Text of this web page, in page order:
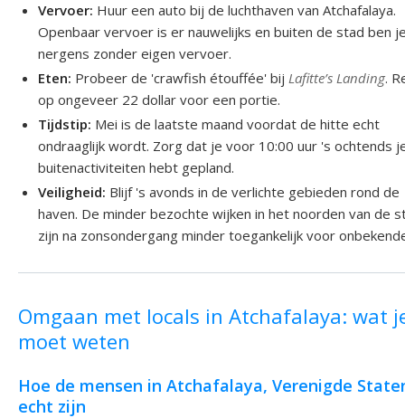
Vervoer: Huur een auto bij de luchthaven van Atchafalaya.
Openbaar vervoer is er nauwelijks en buiten de stad ben
nergens zonder eigen vervoer.
Eten: Probeer de 'crawfish étouffée' bijLafitte’s Landing.
op ongeveer 22 dollar voor een portie.
Tijdstip: Mei is de laatste maand voordat de hitte echt
ondraaglijk wordt. Zorg dat je voor 10:00 uur 's ochtends
buitenactiviteiten hebt gepland.
Veiligheid: Blijf 's avonds in de verlichte gebieden rond de
haven. De minder bezochte wijken in het noorden van de
zijn na zonsondergang minder toegankelijk voor
Omgaan met locals in Atchafalaya: wat
moet weten
Hoe de mensen in Atchafalaya, Verenigde
echt zijn